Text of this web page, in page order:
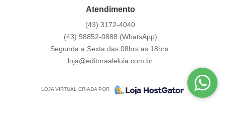
Atendimento
(43) 3172-4040
(43) 98852-0888 (WhatsApp)
Segunda a Sexta das 08hrs as 18hrs.
loja@editoraaleluia.com.br
LOJA VIRTUAL CRIADA POR